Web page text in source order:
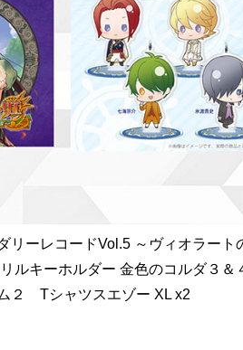
リーレコードVol.5 ～ヴィオラート
ルキーホルダー 金色のコルダ３
２ Tシャツスエゾー XL x2